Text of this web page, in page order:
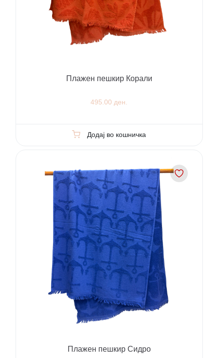
Плажен пешкир Корали
495.00 ден.
Додај во кошничка
Плажен пешкир Сидро